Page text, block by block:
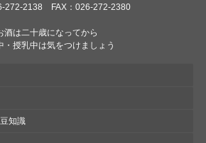
272-2138 FAX：026-272-2380
酒は二十歳になってから
・授乳中は気をつけましょう
知識